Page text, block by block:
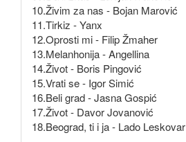
10.Živim za nas - Bojan Marović
11.Tirkiz - Yanx
12.Oprosti mi - Filip Žmaher
13.Melanhonija - Angellina
14.Život - Boris Pingović
15.Vrati se - Igor Simić
16.Beli grad - Jasna Gospić
17.Život - Davor Jovanović
18.Beograd, ti i ja - Lado Leskovar